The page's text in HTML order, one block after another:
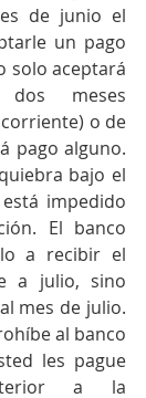
de junio el
un pago
solo aceptará
meses
o de
pago alguno.
bajo el
impedido
El banco
a recibir el
a julio, sino
mes de julio.
al banco
les pague
a la